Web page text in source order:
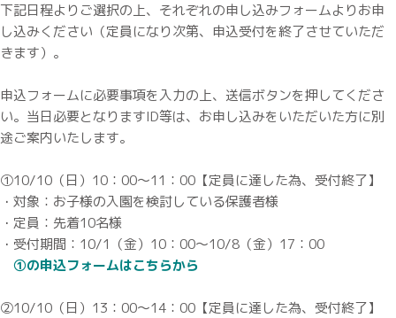
下記日程よりご選択の上、それぞれの申し込みフォームよりお申
し込みください（定員になり次第、申込受付を終了させていただ
きます）。
申込フォームに必要事項を入力の上、送信ボタンを押してくださ
い。当日必要となりますID等は、お申し込みをいただいた方に別
途ご案内いたします。
①10/10（日）10：00～11：00【定員に達した為、受付終了】
・対象：お子様の入園を検討している保護者様
・定員：先着10名様
・受付期間：10/1（金）10：00～10/8（金）17：00
①の申込フォームはこちらから
②10/10（日）13：00～14：00【定員に達した為、受付終了】